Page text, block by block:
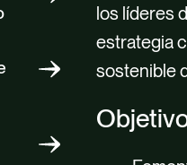
Saber
toda
toda
toda
los líderes
estrategia
sostenible